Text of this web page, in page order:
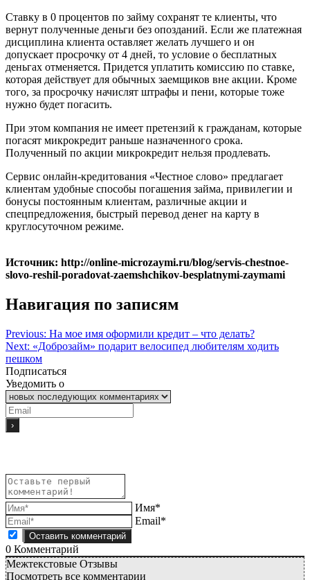
Ставку в 0 процентов по займу сохранят те клиенты, что
вернут полученные деньги без опозданий. Если же платежная
дисциплина клиента оставляет желать лучшего и он
допускает просрочку от 4 дней, то условие о бесплатных
деньгах отменяется. Придется уплатить комиссию по ставке,
которая действует для обычных заемщиков вне акции. Кроме
того, за просрочку начислят штрафы и пени, которые тоже
нужно будет погасить.
При этом компания не имеет претензий к гражданам, которые
погасят микрокредит раньше назначенного срока.
Полученный по акции микрокредит нельзя продлевать.
Сервис онлайн-кредитования «Честное слово» предлагает
клиентам удобные способы погашения займа, привилегии и
бонусы постоянным клиентам, различные акции и
спецпредложения, быстрый перевод денег на карту в
круглосуточном режиме.
Источник: http://online-microzaymi.ru/blog/servis-chestnoe-
slovo-reshil-poradovat-zaemshchikov-besplatnymi-zaymami
Навигация по записям
Previous: На мое имя оформили кредит – что делать?
Next: «Доброзайм» подарит велосипед любителям ходить
пешком
Подписаться
Уведомить о
Имя*
Email*
0 Комментарий
Межтекстовые Отзывы
Посмотреть все комментарии